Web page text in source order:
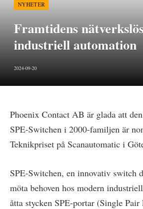
NYHETER
Framtidens
industriell automation
2024-09-20
Phoenix Contact AB är glada att
SPE-Switchen i 2000-familjen är
Teknikpriset på Scanautomatic i
SPE-Switchen, en innovativ switch
möta behoven hos modern
åtta stycken SPE-portar (Single